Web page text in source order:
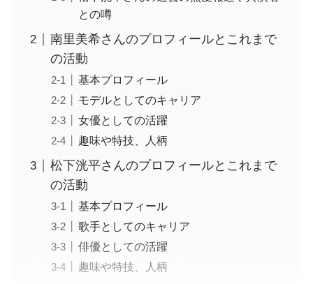
との噂
南里美希さんのプロフィールとこれまで
の活動
基本プロフィール
モデルとしてのキャリア
女優としての活躍
趣味や特技、人柄
松下洸平さんのプロフィールとこれまで
の活動
基本プロフィール
歌手としてのキャリア
俳優としての活躍
趣味や特技、人柄